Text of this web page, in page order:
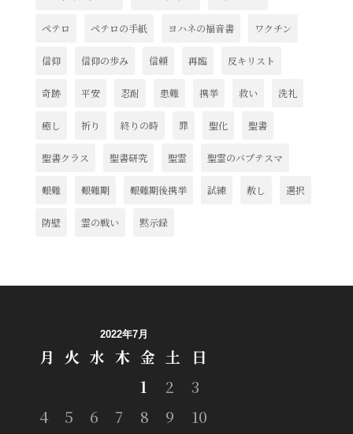
ペテロ ペテロの手紙 ヨハネの福音書 ワクチン
信仰 信仰の歩み 信頼 再臨 反キリスト
奇跡 平安 忍耐 患難 携挙 救い 洗礼
癒し 祈り 終りの時 罪 聖化 聖書
聖書クラス 聖書研究 聖霊 聖霊のバプテスマ
艱難 艱難期 艱難期後携挙 試練 赦し 選択
防壁 霊の戦い 黙示録
2022年7月
月 火 水 木 金 土
日
1
2
3
4
5 6 7 8 9
10